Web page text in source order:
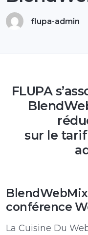
flupa-admin
FLUPA
sur le
conférence
La Cuisine Du